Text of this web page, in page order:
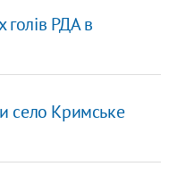
голів РДА в
село Кримське